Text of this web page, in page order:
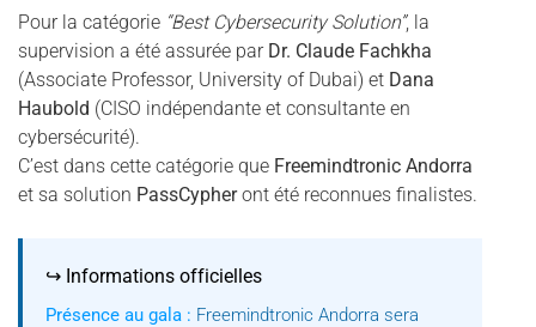
Pour la catégorie “Best Cybersecurity Solution”, la
supervision a été assurée par Dr. Claude Fachkha
(Associate Professor, University of Dubai) et Dana
Haubold (CISO indépendante et consultante en
cybersécurité).
C’est dans cette catégorie que Freemindtronic Andorra
et sa solution PassCypheront été reconnues finalistes.
↪ Informations officielles
Présence au gala : Freemindtronic Andorra sera